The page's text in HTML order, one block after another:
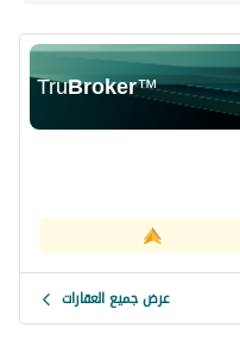
TruBroker™
عرض جميع العقارات